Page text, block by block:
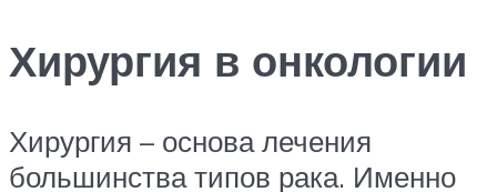
Хирургия в онкологии
Хирургия – основа лечения
большинства типов рака. Именно